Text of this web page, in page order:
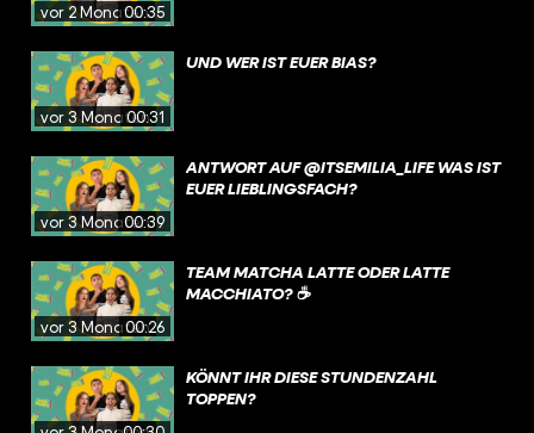
vor 2 Monaten
00:35
vor 3 Monaten
00:31
UND WER IST EUER BIAS?
vor 3 Monaten
00:39
ANTWORT AUF @ITSEMILIA_LIFE WAS IST
EUER LIEBLINGSFACH?
vor 3 Monaten
00:26
TEAM MATCHA LATTE ODER LATTE
MACCHIATO? ☕️
KÖNNT IHR DIESE STUNDENZAHL
TOPPEN?